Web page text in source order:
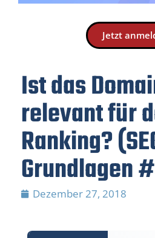
Ist das
relevant für
Ranking?
Grundlagen
Dezember 27, 2018
Jetzt